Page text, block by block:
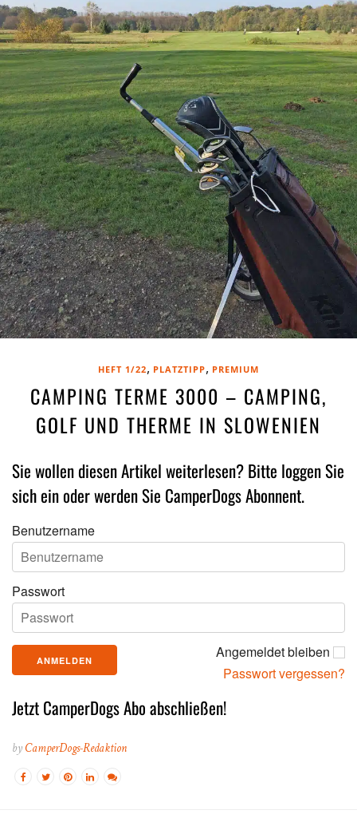
HEFT 1/22, PLATZTIPP, PREMIUM
CAMPING TERME 3000 – CAMPING,
GOLF UND THERME IN SLOWENIEN
Sie wollen diesen Artikel weiterlesen? Bitte loggen Sie
sich ein oder werden Sie CamperDogs Abonnent.
Benutzername
Passwort
Angemeldet bleiben
Passwort vergessen?
Jetzt CamperDogs Abo abschließen!
byCamperDogs-Redaktion